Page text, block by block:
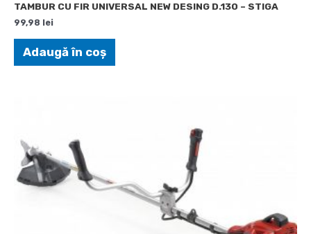
TAMBUR CU FIR UNIVERSAL NEW DESING D.130 – STIGA
99,98 lei
Adaugă în coș